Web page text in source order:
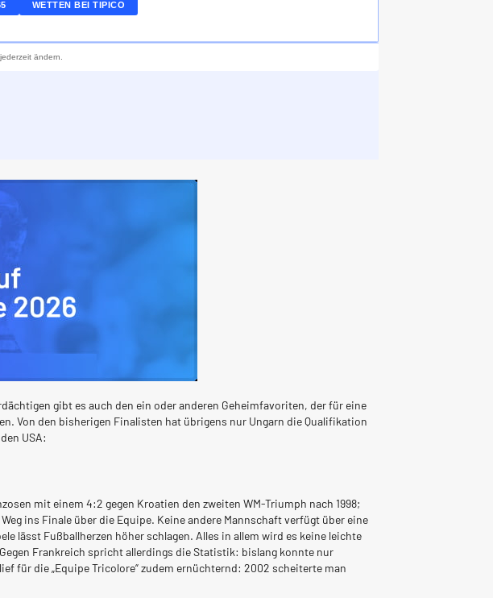
gibt es auch den ein oder anderen Geheimfavoriten, der für eine
Von den bisherigen Finalisten hat übrigens nur Ungarn die Qualifikation
USA:
mit einem 4:2 gegen Kroatien den zweiten WM-Triumph nach 1998;
ins Finale über die Equipe. Keine andere Mannschaft verfügt über eine
lässt Fußballherzen höher schlagen. Alles in allem wird es keine leichte
Frankreich spricht allerdings die Statistik: bislang konnte nur
für die „Equipe Tricolore“ zudem ernüchternd: 2002 scheiterte man